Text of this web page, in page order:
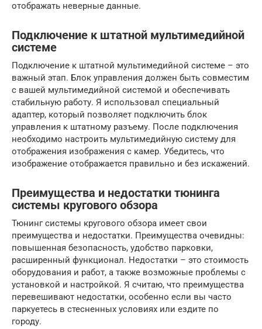
отображать неверные данные.
Подключение к штатной мультимедийной
системе
Подключение к штатной мультимедийной системе – это
важный этап. Блок управления должен быть совместим
с вашей мультимедийной системой и обеспечивать
стабильную работу. Я использовал специальный
адаптер, который позволяет подключить блок
управления к штатному разъему. После подключения
необходимо настроить мультимедийную систему для
отображения изображения с камер. Убедитесь, что
изображение отображается правильно и без искажений.
Преимущества и недостатки тюнинга
системы кругового обзора
Тюнинг системы кругового обзора имеет свои
преимущества и недостатки. Преимущества очевидны:
повышенная безопасность, удобство парковки,
расширенный функционал. Недостатки – это стоимость
оборудования и работ, а также возможные проблемы с
установкой и настройкой. Я считаю, что преимущества
перевешивают недостатки, особенно если вы часто
паркуетесь в стесненных условиях или ездите по
городу.